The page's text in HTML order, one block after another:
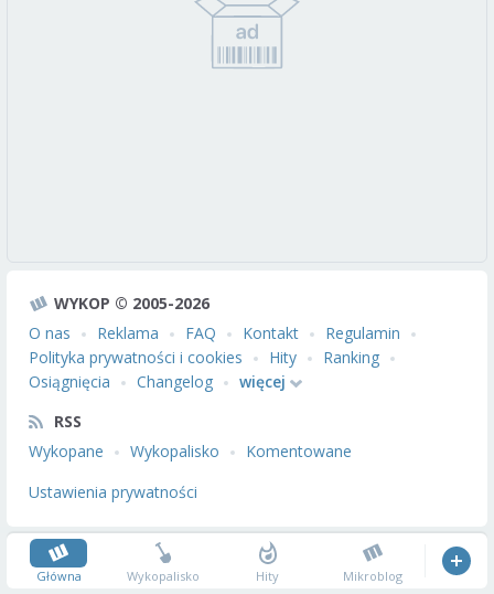
WYKOP © 2005-2026
O nas
Reklama FAQ Kontakt
Regulamin
Polityka prywatności i cookies
Hity
Ranking
Osiągnięcia
Changelog
więcej
RSS
Wykopane
Wykopalisko
Komentowane
Ustawienia prywatności
Główna Wykopalisko Hity Mikroblog